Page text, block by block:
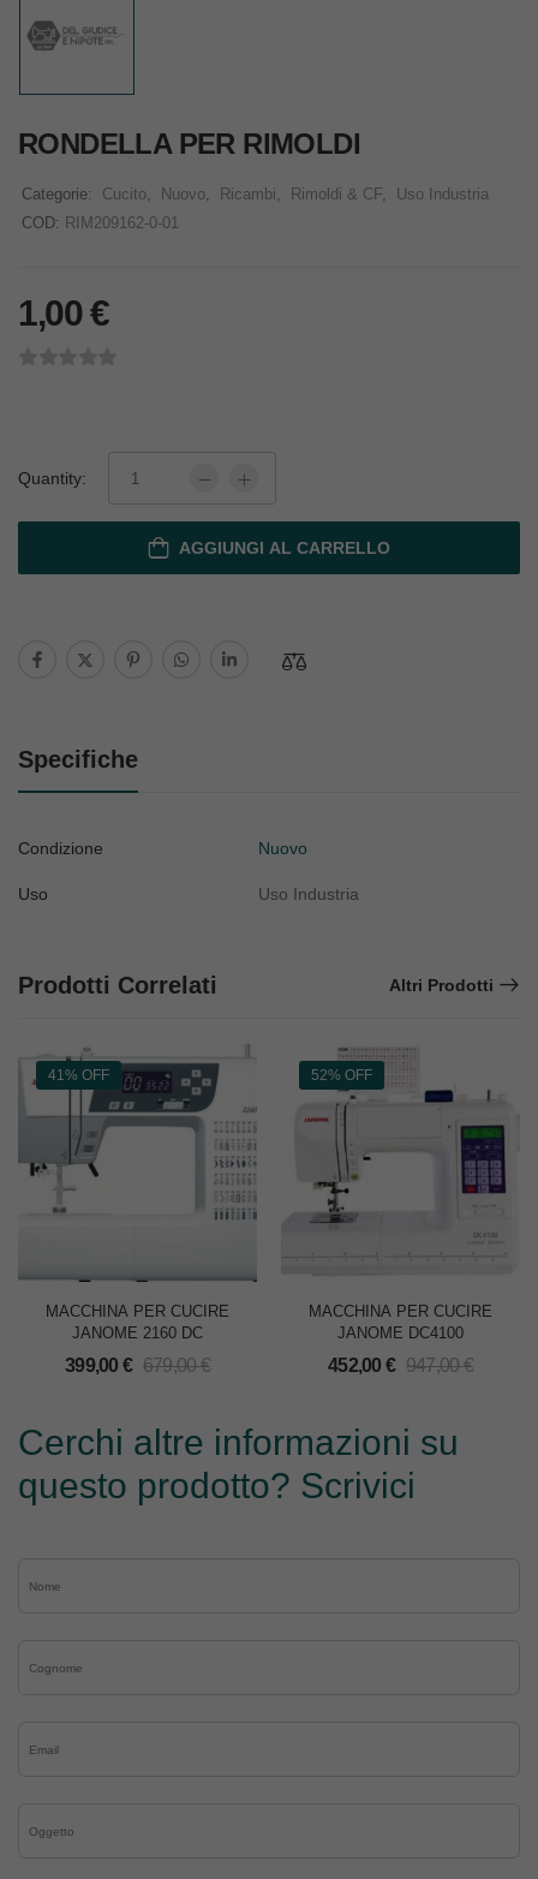
RONDELLA PER RIMOLDI
Categorie: Cucito, Nuovo, Ricambi, Rimoldi & CF,
Uso Industria
COD: RIM209162-0-01
1,00€
Quantity:
AGGIUNGI AL CARRELLO
Specifiche
Condizione Nuovo
Uso Uso Industria
Prodotti Correlati Altri Prodotti
41% OFF
MACCHINA PER CUCIRE
JANOME 2160 DC
399,00 € 679,00€
52% OFF
MACCHINA PER CUCIRE
JANOME DC4100
452,00 € 947,00€
Cerchi altre informazioni su
questo prodotto? Scrivici